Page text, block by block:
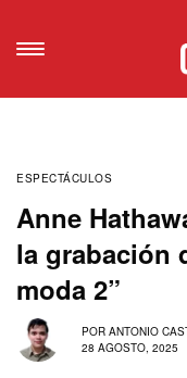
ESPECTÁCULOS
Anne
la grabación
moda 2”
POR ANTONIO
28 AGOSTO, 2025